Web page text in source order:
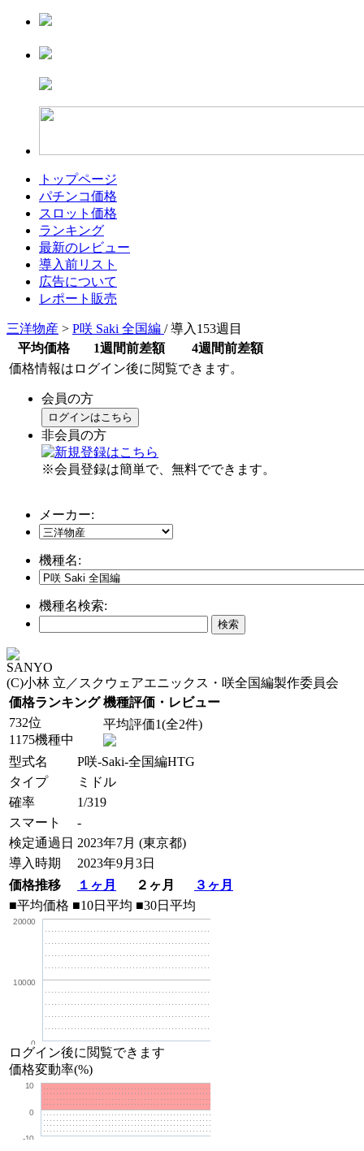
トップページ
パチンコ価格
スロット価格
ランキング
最新のレビュー
導入前リスト
広告について
レポート販売
三洋物産 > P咲 Saki 全国編 / 導入153週目
平均価格
1週間前差額
4週間前差額
価格情報はログイン後に閲覧できます。
会員の方
ログインはこちら
非会員の方
※会員登録は簡単で、無料でできます。
メーカー:
機種名:
機種名検索:
SANYO
(C)小林 立／スクウェアエニックス・咲全国編製作委員会
価格ランキング 機種評価・レビュー
732位
1175機種中
平均評価1(全2件)
型式名
P咲-Saki-全国編HTG
タイプ
ミドル
確率
1/319
スマート
-
検定通過日 2023年7月 (東京都)
導入時期
2023年9月3日
価格推移
１ヶ月 ２ヶ月
３ヶ月
■平均価格 ■10日平均 ■30日平均
0
10000
20000
ログイン後に閲覧できます
価格変動率(%)
-10
0
10